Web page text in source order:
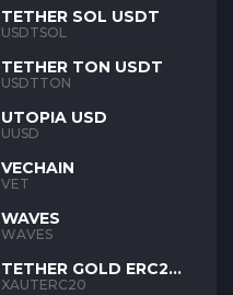
TETHER SOL USDT
USDTSOL
TETHER TON USDT
USDTTON
UTOPIA USD
UUSD
VECHAIN
VET
WAVES
WAVES
TETHER GOLD ERC20
XAUT
XAUTERC20